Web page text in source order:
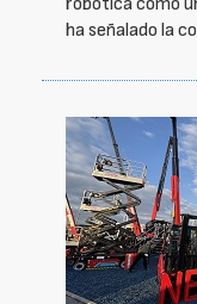
ha señalado la